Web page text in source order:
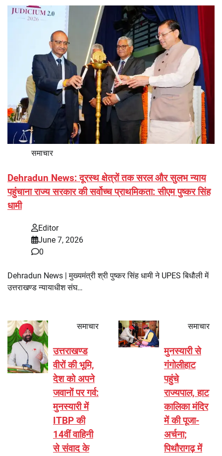
समाचार
Dehradun News: दूरस्थ क्षेत्रों तक सरल और सुलभ न्याय
पहुंचाना राज्य सरकार की सर्वोच्च प्राथमिकता: सीएम पुष्कर सिंह
धामी
Editor
June 7, 2026
0
Dehradun News | मुख्यमंत्री श्री पुष्कर सिंह धामी ने UPES बिधौली में
उत्तराखण्ड न्यायाधीश संघ…
समाचार
उत्तराखण्ड
वीरों की भूमि,
देश को अपने
जवानों पर गर्व:
मुनस्यारी में
ITBP की
14वीं वाहिनी
से संवाद के
समाचार
मुनस्यारी से
गंगोलीहाट
पहुंचे
राज्यपाल, हाट
कालिका मंदिर
में की पूजा-
अर्चना;
पिथौरागढ़ में